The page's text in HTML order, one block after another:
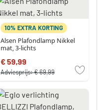
10% EXTRA KORTING
Alsen Plafondlamp Nikkel
mat, 3-lichts
€ 59,99
Adviesprijs:€ 69,99